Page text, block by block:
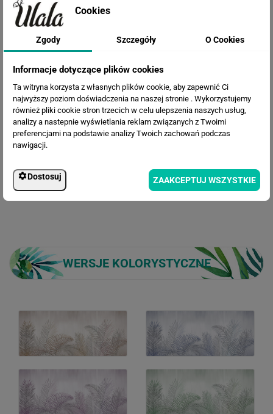
Cena przed rabatem:564.45 zł
Rabat:131.37 zł
Cena po rabacie:433.08 zł
WERSJE KOLORYSTYCZNE
Cookies
Zgody Szczegóły O Cookies
Informacje dotyczące plików cookies
Ta witryna korzysta z własnych plików cookie, aby zapewnić Ci
najwyższy poziom doświadczenia na naszej stronie . Wykorzystujemy
również pliki cookie stron trzecich w celu ulepszenia naszych usług,
analizy a nastepnie wyświetlania reklam związanych z Twoimi
preferencjami na podstawie analizy Twoich zachowań podczas
nawigacji.
Dostosuj ZAAKCEPTUJ WSZYSTKIE